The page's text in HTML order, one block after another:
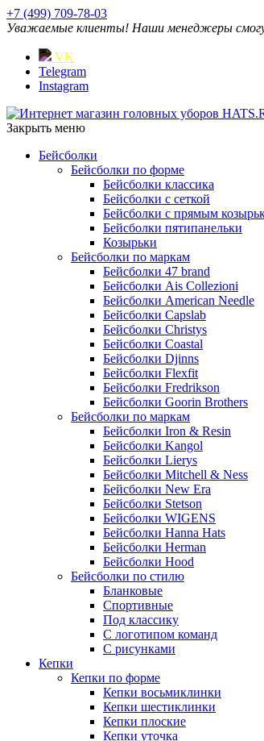
+7 (499) 709-78-03
Уважаемые клиенты! Наши менеджеры
VK
Telegram
Instagram
Закрыть меню
Бейсболки
Бейсболки по форме
Бейсболки классика
Бейсболки с сеткой
Бейсболки с прямым
Бейсболки пятипанельки
Козырьки
Бейсболки по маркам
Бейсболки 47 brand
Бейсболки Ais Collezioni
Бейсболки American Needle
Бейсболки Capslab
Бейсболки Christys
Бейсболки Coastal
Бейсболки Djinns
Бейсболки Flexfit
Бейсболки Fredrikson
Бейсболки Goorin Brothers
Бейсболки по маркам
Бейсболки Iron & Resin
Бейсболки Kangol
Бейсболки Lierys
Бейсболки Mitchell & Ness
Бейсболки New Era
Бейсболки Stetson
Бейсболки WIGENS
Бейсболки Hanna Hats
Бейсболки Herman
Бейсболки Hood
Бейсболки по стилю
Бланковые
Спортивные
Под классику
С логотипом команд
С рисунками
Кепки
Кепки по форме
Кепки восьмиклинки
Кепки шестиклинки
Кепки плоские
Кепки уточка